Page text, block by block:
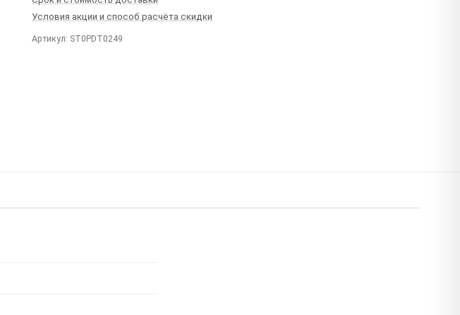
Условия акции и способ расчёта скидки
Артикул: ST0PDT0249